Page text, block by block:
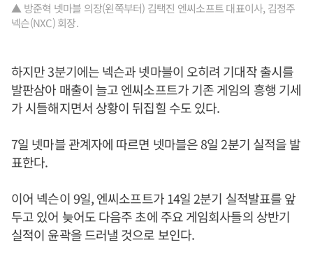
▲ 방준혁 넷마블 의장(왼쪽부터) 김택진 엔씨소프트 대표이사, 김정주
넥슨(NXC) 회장.
하지만 3분기에는 넥슨과 넷마블이 오히려 기대작 출시를
발판삼아 매출이 늘고 엔씨소프트가 기존 게임의 흥행 기세
가 시들해지면서 상황이 뒤집힐 수도 있다.
7일 넷마블 관계자에 따르면 넷마블은 8일 2분기 실적을 발
표한다.
이어 넥슨이 9일, 엔씨소프트가 14일 2분기 실적발표를 앞
두고 있어 늦어도 다음주 초에 주요 게임회사들의 상반기
실적이 윤곽을 드러낼 것으로 보인다.